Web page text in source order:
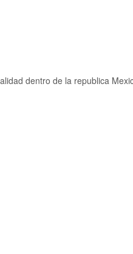
dentro de la republica